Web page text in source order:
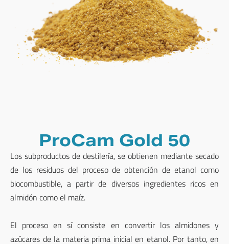
ProCam Gold 50
Los subproductos de destilería, se obtienen mediante secado
de los residuos del proceso de obtención de etanol como
biocombustible, a partir de diversos ingredientes ricos en
almidón como el maíz.
El proceso en sí consiste en convertir los almidones y
azúcares de la materia prima inicial en etanol. Por tanto, en